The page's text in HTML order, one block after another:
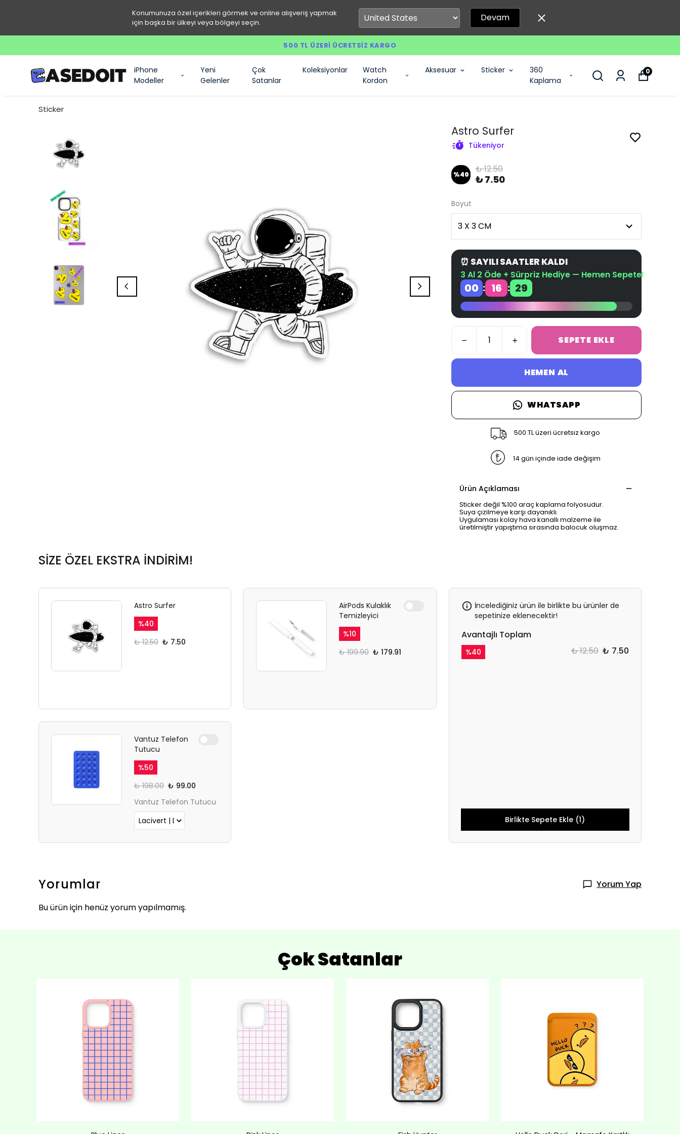
Konumunuza özel içerikleri görmek ve online alışveriş yapmak
için başka bir ülkeyi veya bölgeyi seçin.
Devam
500 TL ÜZERI ÜCRETSIZ KARGO
iPhone
Modeller
Yeni
Gelenler
Çok
Satanlar
Koleksiyonlar
Watch
Kordon
Aksesuar Sticker
360
Kaplama
0
Sticker
Astro Surfer
Tükeniyor
%40 ₺ 12.50
₺ 7.50
Boyut
⏰ SAYILI SAATLER KALDI
3 Al 2 Öde + Sürpriz Hediye — Hemen Sepete!
00 : 16 : 29
SEPETE EKLE
HEMEN AL
WHATSAPP
500 TL üzeri ücretsiz kargo
14 gün içinde iade değişim
Ürün Açıklaması
Sticker değil %100 araç kaplama folyosudur.
Suya çizilmeye karşı dayanıklı.
Uygulaması kolay hava kanallı malzeme ile
üretilmiştir yapıştıma sırasında balocuk oluşmaz.
SİZE ÖZEL EKSTRA İNDİRİM!
Astro Surfer
%40
₺ 12.50 ₺ 7.50
AirPods Kulaklık
Temizleyici
%10
₺ 199.90 ₺ 179.91
Vantuz Telefon
Tutucu
%50
₺ 198.00 ₺ 99.00
Vantuz Telefon Tutucu
İncelediğiniz ürün ile birlikte bu ürünler de
sepetinize eklenecektir!
Avantajlı Toplam
%40 ₺ 12.50 ₺ 7.50
Birlikte Sepete Ekle (1)
Yorumlar
Yorum Yap
Bu ürün için henüz yorum yapılmamış.
Çok Satanlar